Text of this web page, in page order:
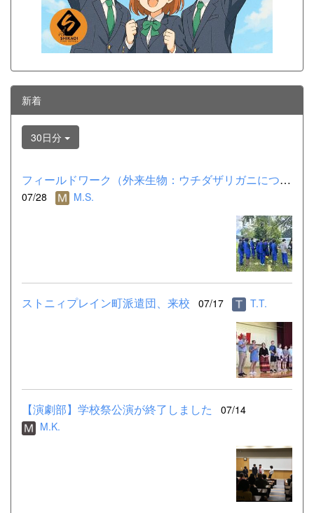
新着
30日分
フィールドワーク（外来生物：ウチダザリガニについて）
07/28 M.S.
ストニィプレイン町派遣団、来校 07/17 T.T.
【演劇部】学校祭公演が終了しました
07/14
M.K.